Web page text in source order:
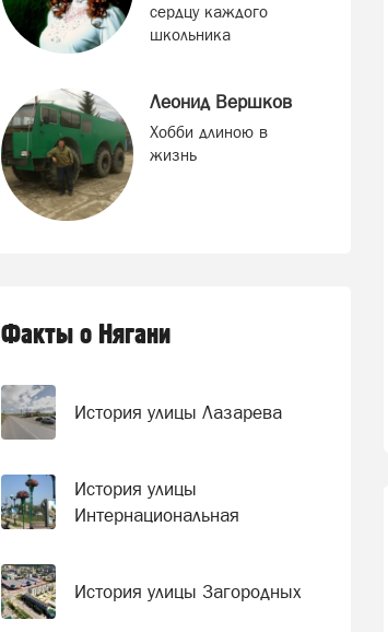
сердцу каждого
школьника
Леонид Вершков
Хобби длиною в
жизнь
Факты о Нягани
История улицы Лазарева
История улицы
Интернациональная
История улицы Загородных